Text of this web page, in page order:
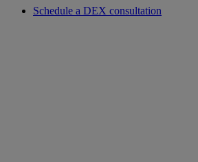
Schedule a DEX consultation